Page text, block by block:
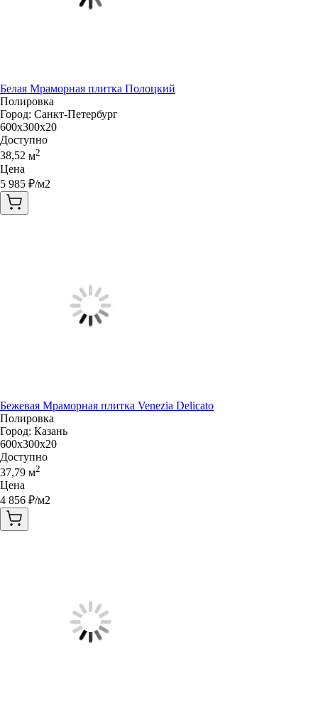
Белая Мраморная плитка Полоцкий
Полировка
Город: Санкт-Петербург
600x300x20
Доступно
38,52 м2
Цена
5 985 ₽/м2
Бежевая Мраморная плитка Venezia Delicato
Полировка
Город: Казань
600x300x20
Доступно
37,79 м2
Цена
4 856 ₽/м2